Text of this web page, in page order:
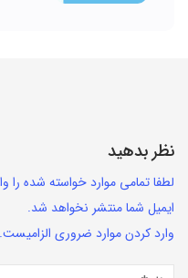
نظر بدهید
لطفا تمامی موارد خواسته شده را
ایمیل شما منتشر نخواهد شد.
وارد کردن موارد ضروری الزامیست.